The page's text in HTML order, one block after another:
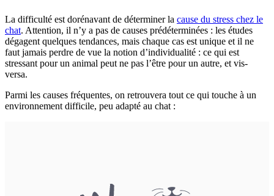
La difficulté est dorénavant de déterminer la cause du stress chez le
chat. Attention, il n’y a pas de causes prédéterminées : les études
dégagent quelques tendances, mais chaque cas est unique et il ne
faut jamais perdre de vue la notion d’individualité : ce qui est
stressant pour un animal peut ne pas l’être pour un autre, et vis-
versa.
Parmi les causes fréquentes, on retrouvera tout ce qui touche à un
environnement difficile, peu adapté au chat :